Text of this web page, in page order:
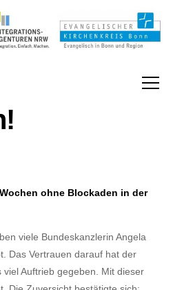
ohne Blockaden in der
viele Bundeskanzlerin Angela
Das Vertrauen darauf hat der
viel Auftrieb gegeben. Mit dieser